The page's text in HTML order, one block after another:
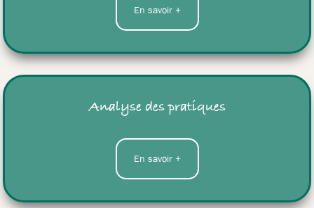
En savoir +
Analyse des pratiques
En savoir +